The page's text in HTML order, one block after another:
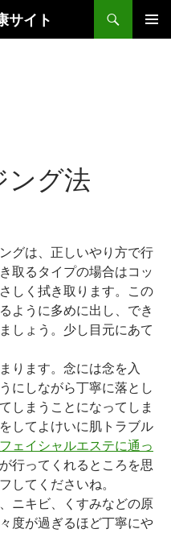
サイト
ング法
グは、正しいやり方で行
取るタイプの場合はコッ
しく拭き取ります。この
ように多めに出し、でき
しょう。少し目元にあて
ります。念には念を入
にしながら丁寧に落とし
しまうことになってしま
してよけいに肌トラブル
フェイシャルエステに通っ
行ってくれるところを思
してくださいね。
ニキビ、くすみなどの原
度が過ぎるほど丁寧にや